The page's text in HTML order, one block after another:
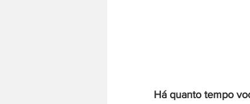
Há quanto tempo